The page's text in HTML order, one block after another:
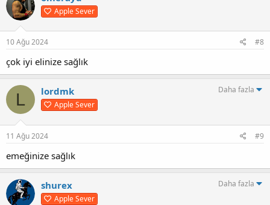
Kurulum
İndirdiğiniz Rar dosyasının içindeki dosyaları oyunun ana klasörüne
atın,
UYUMLU SÜRÜM
Steam
Korsan
10.06.2024 => V5
[Hidden content]
Apple Sever
10 Ağu 2024 #8
çok iyi elinize sağlık
L lordmk
Apple Sever
Daha fazla
11 Ağu 2024 #9
emeğinize sağlık
shurex
Apple Sever
Daha fazla